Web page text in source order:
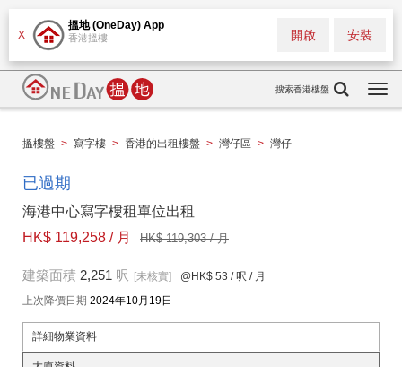
X
搵地 (OneDay) App
香港搵樓 安裝
開啟
搜索香港樓盤
搵樓盤 > 寫字樓 > 香港的出租樓盤 > 灣仔區 > 灣仔
已過期
海港中心寫字樓租單位出租
HK$ 119,258 / 月
HK$ 119,303 / 月
建築面積 2,251 呎 [未核實] @HK$ 53 / 呎 / 月
上次降價日期 2024年10月19日
詳細物業資料